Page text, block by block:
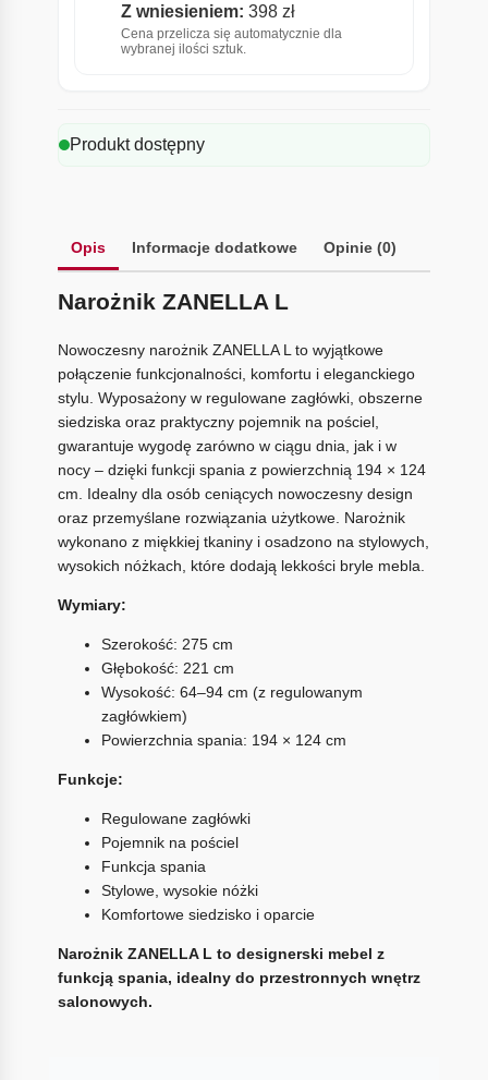
Z wniesieniem: 398 zł
Cena przelicza się automatycznie dla
wybranej ilości sztuk.
Produkt dostępny
Opis Informacje dodatkowe Opinie (0)
Narożnik ZANELLA L
Nowoczesny narożnik ZANELLA L to wyjątkowe
połączenie funkcjonalności, komfortu i eleganckiego
stylu. Wyposażony w regulowane zagłówki, obszerne
siedziska oraz praktyczny pojemnik na pościel,
gwarantuje wygodę zarówno w ciągu dnia, jak i w
nocy – dzięki funkcji spania z powierzchnią 194 × 124
cm. Idealny dla osób ceniących nowoczesny design
oraz przemyślane rozwiązania użytkowe. Narożnik
wykonano z miękkiej tkaniny i osadzono na stylowych,
wysokich nóżkach, które dodają lekkości bryle mebla.
Wymiary:
Szerokość: 275 cm
Głębokość: 221 cm
Wysokość: 64–94 cm (z regulowanym
zagłówkiem)
Powierzchnia spania: 194 × 124 cm
Funkcje:
Regulowane zagłówki
Pojemnik na pościel
Funkcja spania
Stylowe, wysokie nóżki
Komfortowe siedzisko i oparcie
Narożnik ZANELLA L to designerski mebel z
funkcją spania, idealny do przestronnych wnętrz
salonowych.